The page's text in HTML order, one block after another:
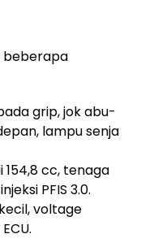
beberapa
grip, jok abu-
lampu senja
154,8 cc, tenaga
PFIS 3.0.
voltage